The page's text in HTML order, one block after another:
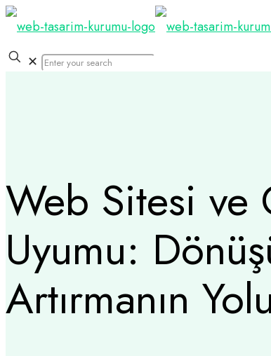
✕
Web Sitesi ve
Uyumu:
Artırmanın